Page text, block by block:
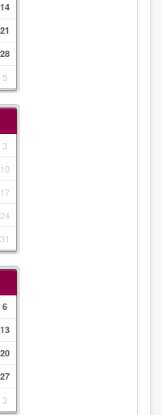
14
21
28
5
3
10
17
24
31
6
13
20
27
3